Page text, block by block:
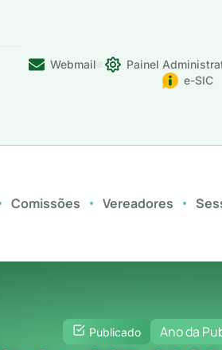
Webmail Painel
e-SIC
Comissões Vereadores
Publicado Ano da